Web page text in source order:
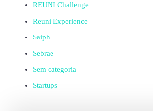
REUNI Challenge
Reuni Experience
Saiph
Sebrae
Sem categoria
Startups